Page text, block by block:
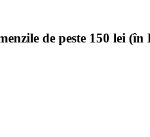
de peste 150 lei